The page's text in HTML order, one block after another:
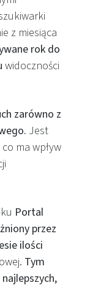
z miesiąca
rok do
widoczności
zarówno z
Jest
ma wpływ
Portal
przez
ilości
Tym